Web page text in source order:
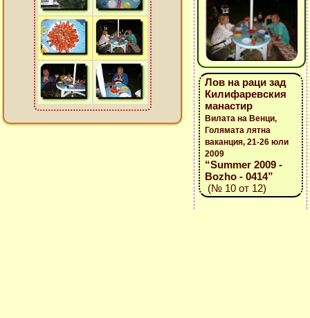
Лов на раци зад
Килифаревския
манастир
Вилата на Венци,
Голямата лятна
ваканция, 21-26 юли
2009
“Summer 2009 -
Bozho - 0414”
(№ 10 от 12)